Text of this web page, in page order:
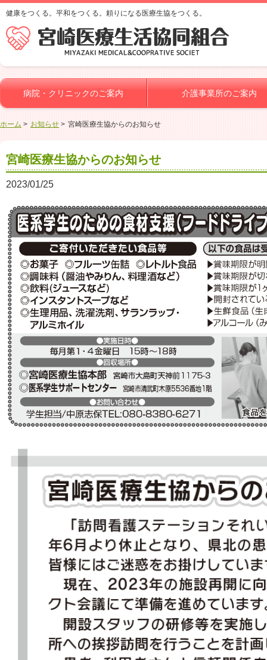
健康をつくる。平和をつくる。頼りになる医療生協をつくる。
病院・クリニックのご案内 介護事業所のご案内
ホーム お知らせ 宮崎医療生協からのお知らせ
宮崎医療生協からのお知らせ
2023/01/25